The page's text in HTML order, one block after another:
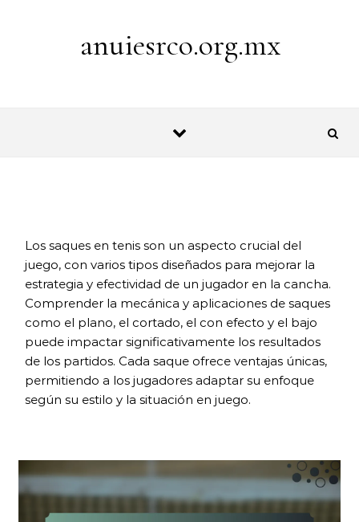
anuiesrco.org.mx
Los saques en tenis son un aspecto crucial del
juego, con varios tipos diseñados para mejorar la
estrategia y efectividad de un jugador en la cancha.
Comprender la mecánica y aplicaciones de saques
como el plano, el cortado, el con efecto y el bajo
puede impactar significativamente los resultados
de los partidos. Cada saque ofrece ventajas únicas,
permitiendo a los jugadores adaptar su enfoque
según su estilo y la situación en juego.